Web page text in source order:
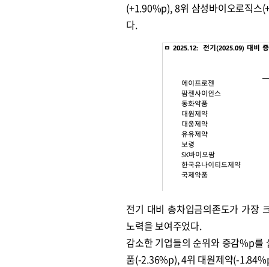
(+1.90%p), 8위 삼성바이오로직스
다.
전기 대비 총차입금의존도가 가장
노력을 보여주었다.
감소한 기업들의 순위와 증감%p
품(-2.36%p), 4위 대원제약(-